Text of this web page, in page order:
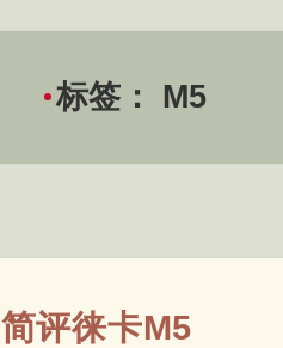
标签： M5
简评徕卡M5